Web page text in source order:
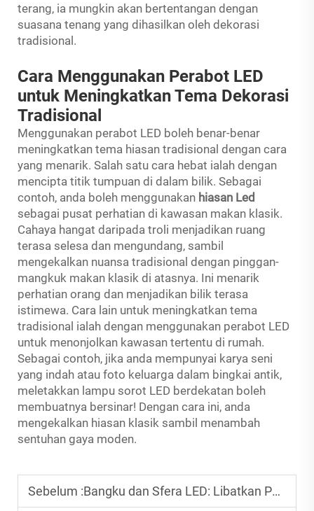
terang, ia mungkin akan bertentangan dengan
suasana tenang yang dihasilkan oleh dekorasi
tradisional.
Cara Menggunakan Perabot LED
untuk Meningkatkan Tema Dekorasi
Tradisional
Menggunakan perabot LED boleh benar-benar
meningkatkan tema hiasan tradisional dengan cara
yang menarik. Salah satu cara hebat ialah dengan
mencipta titik tumpuan di dalam bilik. Sebagai
contoh, anda boleh menggunakan hiasan Led
sebagai pusat perhatian di kawasan makan klasik.
Cahaya hangat daripada troli menjadikan ruang
terasa selesa dan mengundang, sambil
mengekalkan nuansa tradisional dengan pinggan-
mangkuk makan klasik di atasnya. Ini menarik
perhatian orang dan menjadikan bilik terasa
istimewa. Cara lain untuk meningkatkan tema
tradisional ialah dengan menggunakan perabot LED
untuk menonjolkan kawasan tertentu di rumah.
Sebagai contoh, jika anda mempunyai karya seni
yang indah atau foto keluarga dalam bingkai antik,
meletakkan lampu sorot LED berdekatan boleh
membuatnya bersinar! Dengan cara ini, anda
mengekalkan hiasan klasik sambil menambah
sentuhan gaya moden.
Sebelum :Bangku dan Sfera LED: Libatkan Peserta Acara